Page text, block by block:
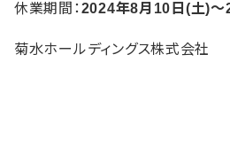
休業期間：2024年8月10日(土)
菊水ホールディングス株式会社